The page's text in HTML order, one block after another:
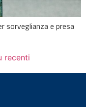
sorveglianza e presa
recenti